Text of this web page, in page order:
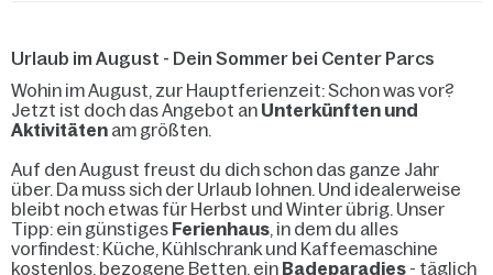
Urlaub im August - Dein Sommer bei Center Parcs
Wohin im August, zur Hauptferienzeit: Schon was vor?
Jetzt ist doch das Angebot an Unterkünften und
Aktivitäten am größten.
Auf den August freust du dich schon das ganze Jahr
über. Da muss sich der Urlaub lohnen. Und idealerweise
bleibt noch etwas für Herbst und Winter übrig. Unser
Tipp: ein günstiges Ferienhaus, in dem du alles
vorfindest: Küche, Kühlschrank und Kaffeemaschine
kostenlos, bezogene Betten, ein Badeparadies - täglich